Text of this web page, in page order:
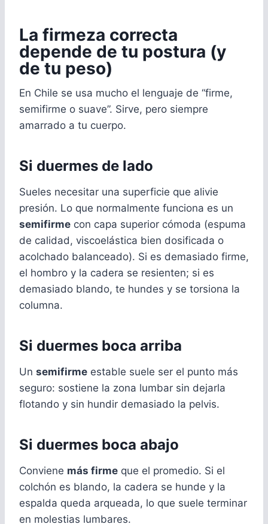
La firmeza correcta
depende de tu postura (y
de tu peso)
En Chile se usa mucho el lenguaje de “firme,
semifirme o suave”. Sirve, pero siempre
amarrado a tu cuerpo.
Si duermes de lado
Sueles necesitar una superficie que alivie
presión. Lo que normalmente funciona es un
semifirme con capa superior cómoda (espuma
de calidad, viscoelástica bien dosificada o
acolchado balanceado). Si es demasiado firme,
el hombro y la cadera se resienten; si es
demasiado blando, te hundes y se torsiona la
columna.
Si duermes boca arriba
Un semifirme estable suele ser el punto más
seguro: sostiene la zona lumbar sin dejarla
flotando y sin hundir demasiado la pelvis.
Si duermes boca abajo
Conviene más firme que el promedio. Si el
colchón es blando, la cadera se hunde y la
espalda queda arqueada, lo que suele terminar
en molestias lumbares.